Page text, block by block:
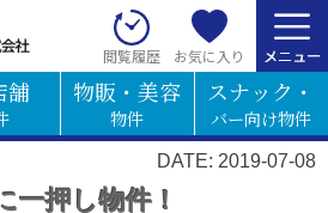
閲覧履歴 お気に入り
舗 物販・美容
物件
スナック・
バー向け物件
DATE: 2019-07-08
押し物件！